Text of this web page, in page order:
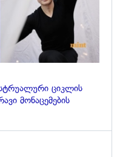
ციკლის
მონაცემების